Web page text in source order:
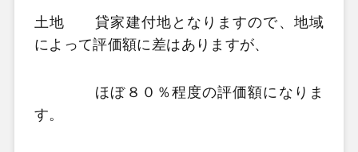
土地 貸家建付地となりますので、地域
によって評価額に差はありますが、
ほぼ８０％程度の評価額になりま
す。